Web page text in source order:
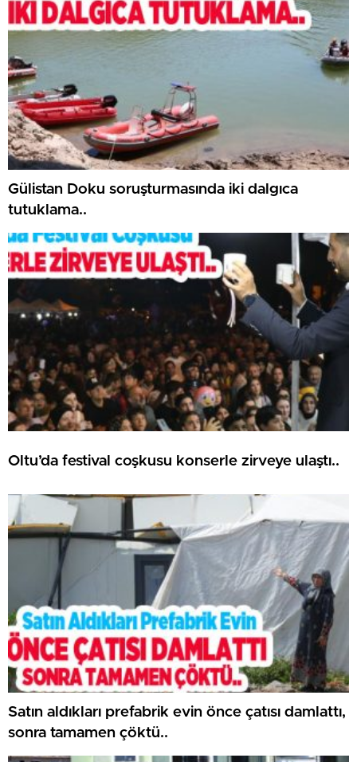
Gülistan Doku soruşturmasında iki dalgıca
tutuklama..
Oltu’da festival coşkusu konserle zirveye ulaştı..
Satın aldıkları prefabrik evin önce çatısı damlattı,
sonra tamamen çöktü..